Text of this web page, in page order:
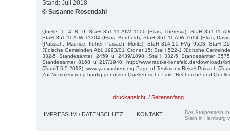
Stand: Juli 2018
© Susanne Rosendahl
Quelle: 1; 4; 8; 9; StaH 351-11 AfW 1500 (Elias, Theresia); StaH 351-11
StaH 351-11 AfW 11304 (Elias, Berthold); StaH 351-11 AfW 1694 (Elias,
(Passiah, Maurice, früher Paisach, Moritz); StaH 314-15 FVg 9523; StaH
Jüdische Gemeinden Abl. 1993/01 Ordner 15; StaH 522-1 Jüdische
332-5 Standesämter 2459 u 2439/1898; StaH 332-5 Standesämter
Standesämter 8168 u 217/1940; http://www.radtke-liensfeld.de/downloads/
(Zugriff 5.5.2013); www.yadvashem.org Page of Testimony Reisel Paisach
Zur Nummerierung häufig genutzter Quellen siehe Link "Recherche und
druckansicht / Seitenanfang
IMPRESSUM / DATENSCHUTZ KONTAKT
Der Stolperstein
Stein in Hamburg